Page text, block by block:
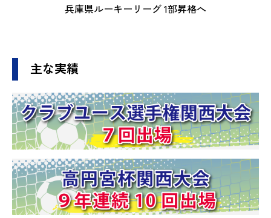
兵庫県ルーキーリーグ 1部昇格へ
主な実績